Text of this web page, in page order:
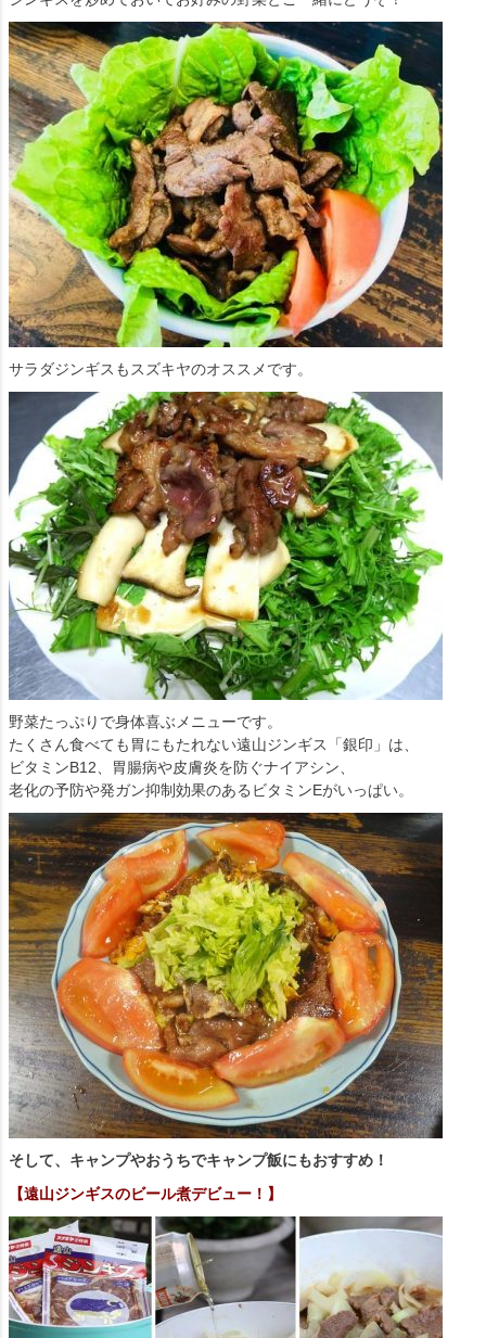
サラダジンギスもスズキヤのオススメです。
野菜たっぷりで身体喜ぶメニューです。
たくさん食べても胃にもたれない遠山ジンギス「銀印」は、
ビタミンB12、胃腸病や皮膚炎を防ぐナイアシン、
老化の予防や発ガン抑制効果のあるビタミンEがいっぱい。
そして、キャンプやおうちでキャンプ飯にもおすすめ！
【遠山ジンギスのビール煮デビュー！】